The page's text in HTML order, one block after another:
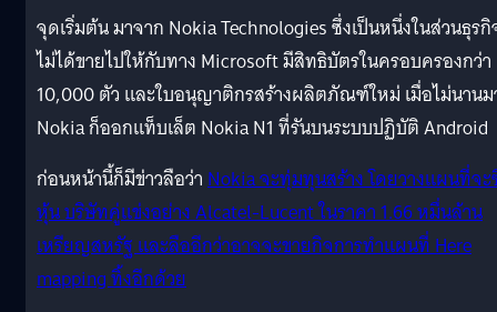
จุดเริ่มต้น มาจาก Nokia Technologies ซึ่งเป็นหนึ่งในส่วนธุร
ไม่ได้ขายไปให้กับทาง Microsoft มีสิทธิบัตรในครอบครองกว่า
10,000 ตัว และใบอนุญาติกรสร้างผลิตภัณฑ์ใหม่ เมื่อไม่นาน
Nokia ก็ออกแท็บเล็ต Nokia N1 ที่รันบนระบบปฏิบัติ Android
ก่อนหน้านี้ก็มีข่าวลือว่าNokia จะทุ่มทุนสร้าง โดยวางแผนที่จ
หุ้น บริษัทคู่แข่งอย่าง Alcatel-Lucent ในราคา 1.66 หมื่นล้าน
เหรียญสหรัฐ และลืออีกว่าอาจจะขายกิจการทำแผนที่ Here
mapping ทิ้งอีกด้วย